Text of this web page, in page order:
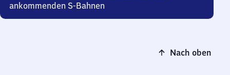
ankommenden S-Bahnen
Nach oben